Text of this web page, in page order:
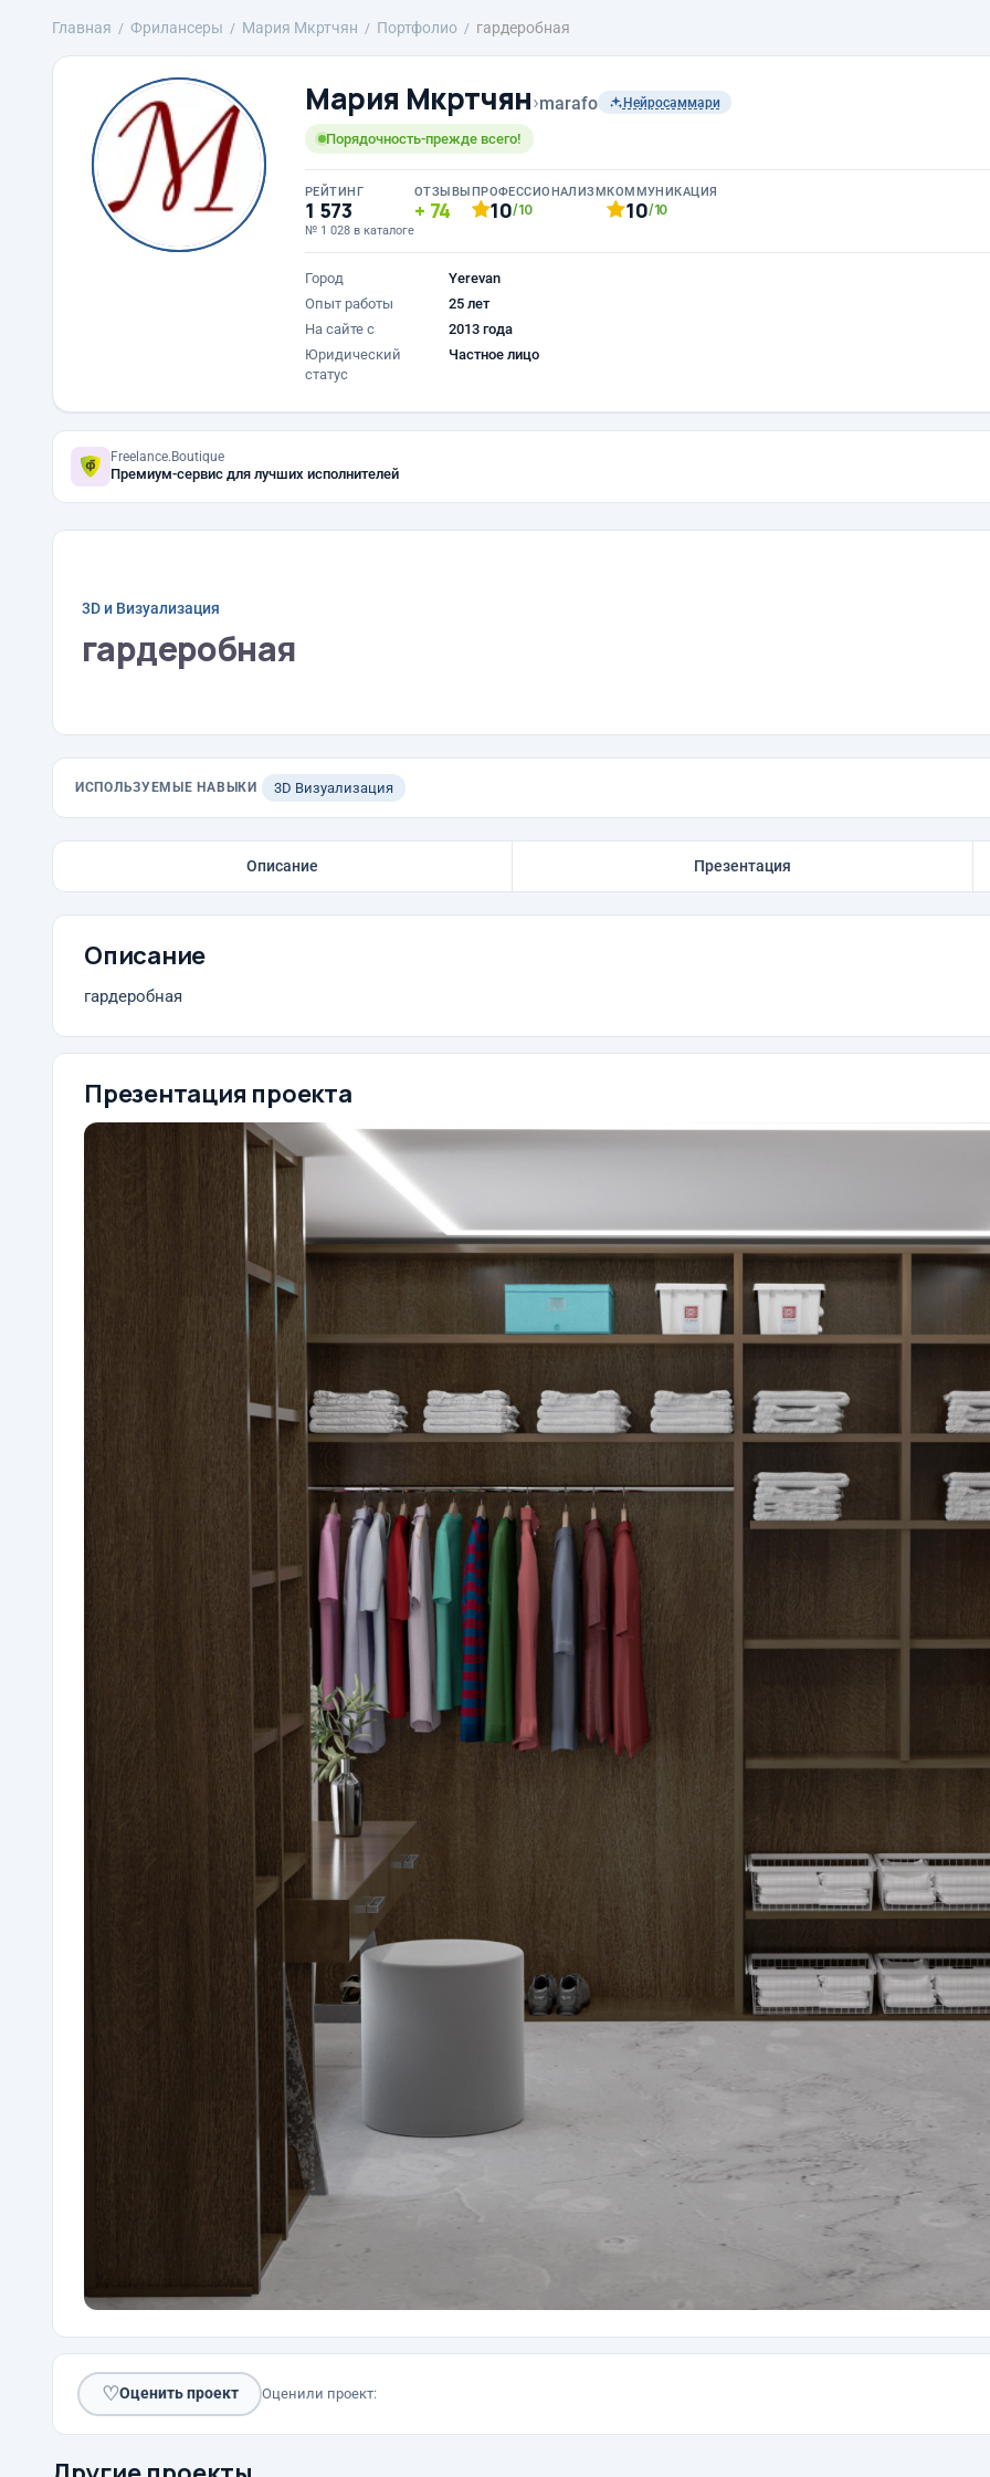
Главная Фрилансеры Mария Мкртчян Портфолио гардеробная
Mария Мкртчян›marafo Нейросаммари
Порядочность-прежде всего!
РЕЙТИНГ
1 573
№ 1 028 в каталоге
ОТЗЫВЫ
74
ПРОФЕССИОНАЛИЗМ
10/10
КОММУНИКАЦИЯ
10/10
Город
Yerevan
Опыт работы
25 лет
На сайте с
2013 года
Юридический
статус
Частное лицо
Freelance.Boutique
Премиум-сервис для лучших исполнителей
3D и Визуализация
гардеробная
ИСПОЛЬЗУЕМЫЕ НАВЫКИ 3D Визуализация
Описание Презентация
Описание
гардеробная
Презентация проекта
♡Оценить проект Оценили проект: